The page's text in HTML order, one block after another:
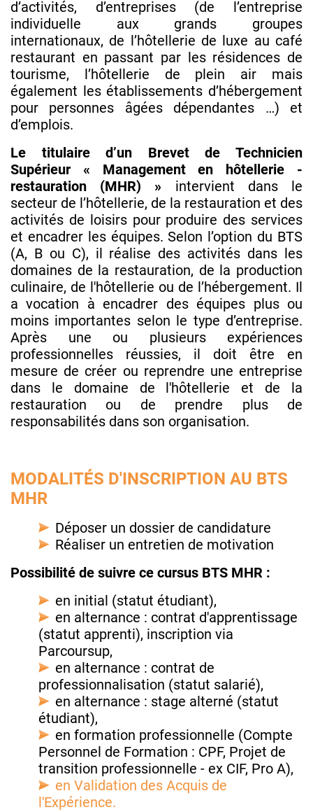
d’activités, d’entreprises (de l’entreprise
individuelle aux grands groupes
internationaux, de l’hôtellerie de luxe au café
restaurant en passant par les résidences de
tourisme, l’hôtellerie de plein air mais
également les établissements d’hébergement
pour personnes âgées dépendantes …) et
d’emplois.
Le titulaire d’un Brevet de Technicien
Supérieur « Management en hôtellerie -
restauration (MHR) » intervient dans le
secteur de l’hôtellerie, de la restauration et des
activités de loisirs pour produire des services
et encadrer les équipes. Selon l’option du BTS
(A, B ou C), il réalise des activités dans les
domaines de la restauration, de la production
culinaire, de l'hôtellerie ou de l’hébergement. Il
a vocation à encadrer des équipes plus ou
moins importantes selon le type d’entreprise.
Après une ou plusieurs expériences
professionnelles réussies, il doit être en
mesure de créer ou reprendre une entreprise
dans le domaine de l'hôtellerie et de la
restauration ou de prendre plus de
responsabilités dans son organisation.
MODALITÉS D'INSCRIPTION AU BTS
MHR
Déposer un dossier de candidature
Réaliser un entretien de motivation
Possibilité de suivre ce cursus BTS MHR :
en initial (statut étudiant),
en alternance : contrat d'apprentissage
(statut apprenti), inscription via
Parcoursup,
en alternance : contrat de
professionnalisation (statut salarié),
en alternance : stage alterné (statut
étudiant),
en formation professionnelle (Compte
Personnel de Formation : CPF, Projet de
transition professionnelle - ex CIF, Pro A),
en Validation des Acquis de
l'Expérience.